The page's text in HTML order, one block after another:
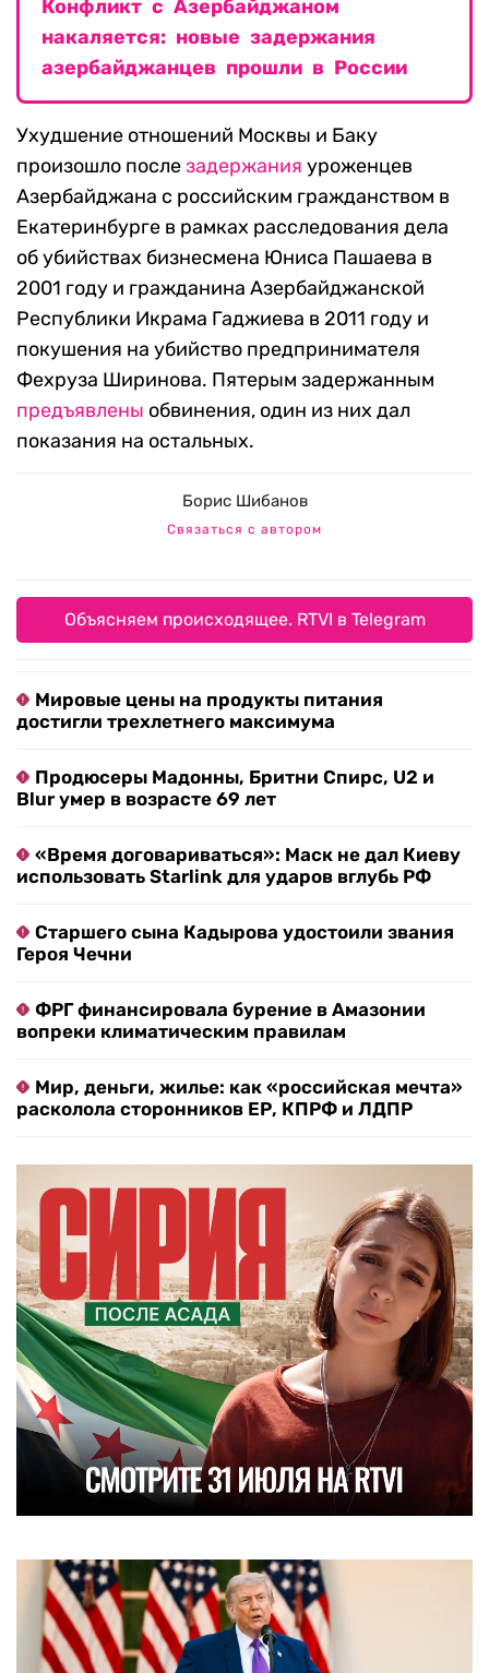
Конфликт с Азербайджаном
накаляется: новые задержания
азербайджанцев прошли в России
Ухудшение отношений Москвы и Баку
произошло послезадержания уроженцев
Азербайджана с российским гражданством в
Екатеринбурге в рамках расследования дела
об убийствах бизнесмена Юниса Пашаева в
2001 году и гражданина Азербайджанской
Республики Икрама Гаджиева в 2011 году и
покушения на убийство предпринимателя
Фехруза Ширинова. Пятерым задержанным
предъявлены обвинения, один из них дал
показания на остальных.
Борис Шибанов
Связаться с автором
Объясняем происходящее. RTVI в Telegram
Мировые цены на продукты питания
достигли трехлетнего максимума
Продюсеры Мадонны, Бритни Спирс, U2 и
Blur умер в возрасте 69 лет
«Время договариваться»: Маск не дал Киеву
использовать Starlink для ударов вглубь РФ
Старшего сына Кадырова удостоили звания
Героя Чечни
ФРГ финансировала бурение в Амазонии
вопреки климатическим правилам
Мир, деньги, жилье: как «российская мечта»
расколола сторонников ЕР, КПРФ и ЛДПР